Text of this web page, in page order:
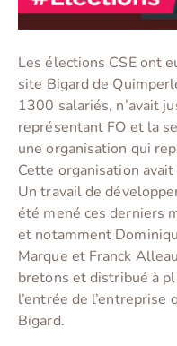
Les élections CSE ont
site Bigard de
1300 salariés, n’avait
représentant FO et la
une organisation qui
Cette organisation
Un travail de
été mené ces derniers
et notamment
Marque et Franck
bretons et distribué à
l’entrée de
Bigard.